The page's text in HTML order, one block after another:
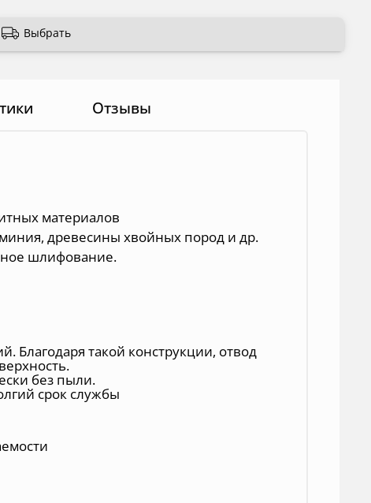
Выбрать
Отзывы
материалов
древесины хвойных пород и др.
шлифование.
Благодаря такой конструкции, отвод
без пыли.
срок службы